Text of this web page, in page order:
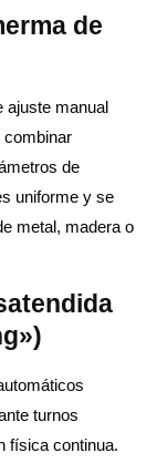
de
ajuste manual
combinar
de
uniforme y se
metal, madera o
turnos
física continua.